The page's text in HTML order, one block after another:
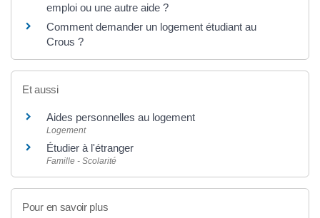
emploi ou une autre aide ?
Comment demander un logement étudiant au
Crous ?
Et aussi
Aides personnelles au logement
Logement
Étudier à l'étranger
Famille - Scolarité
Pour en savoir plus